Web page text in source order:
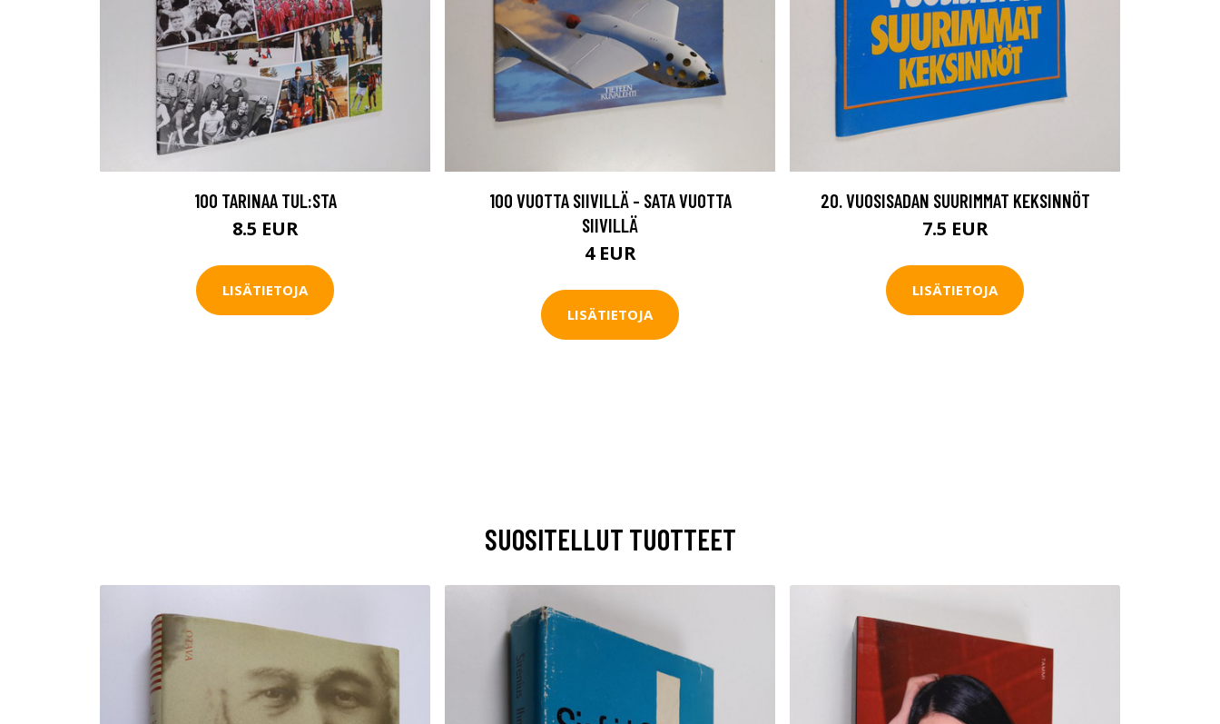
100 TARINAA TUL:STA
8.5 EUR
LISÄTIETOJA
100 VUOTTA SIIVILLÄ - SATA VUOTTA
SIIVILLÄ
4 EUR
LISÄTIETOJA
20. VUOSISADAN SUURIMMAT KEKSINNÖT
7.5 EUR
LISÄTIETOJA
SUOSITELLUT TUOTTEET